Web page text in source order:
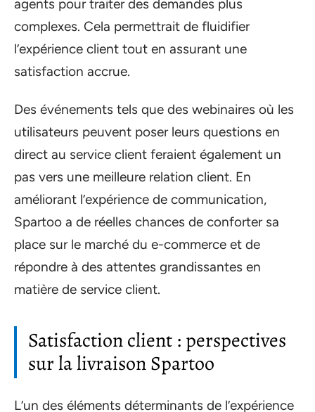
agents pour traiter des demandes plus
complexes. Cela permettrait de fluidifier
l’expérience client tout en assurant une
satisfaction accrue.
Des événements tels que des webinaires où les
utilisateurs peuvent poser leurs questions en
direct au service client feraient également un
pas vers une meilleure relation client. En
améliorant l’expérience de communication,
Spartoo a de réelles chances de conforter sa
place sur le marché du e-commerce et de
répondre à des attentes grandissantes en
matière de service client.
Satisfaction client : perspectives
sur la livraison Spartoo
L’un des éléments déterminants de l’expérience